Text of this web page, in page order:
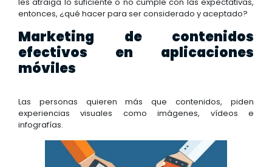
les atraiga lo suficiente o no cumple con las expectativas,
entonces, ¿qué hacer para ser considerado y aceptado?
Marketing de contenidos
efectivos en aplicaciones
móviles
Las personas quieren más que contenidos, piden
experiencias visuales como imágenes, vídeos e
infografías.